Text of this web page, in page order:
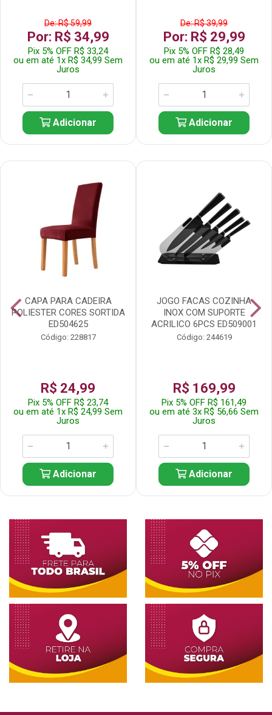
De: R$ 59,99
Por: R$ 34,99
Pix 5% OFF R$ 33,24
ou em até 1x R$ 34,99 Sem
Juros
Adicionar
De: R$ 39,99
Por: R$ 29,99
Pix 5% OFF R$ 28,49
ou em até 1x R$ 29,99 Sem
Juros
Adicionar
CAPA PARA CADEIRA
POLIESTER CORES SORTIDA
ED504625
Código: 228817
R$ 24,99
Pix 5% OFF R$ 23,74
ou em até 1x R$ 24,99 Sem
Juros
Adicionar
JOGO FACAS COZINHA
INOX COM SUPORTE
ACRILICO 6PCS ED509001
Código: 244619
R$ 169,99
Pix 5% OFF R$ 161,49
ou em até 3x R$ 56,66 Sem
Juros
Adicionar